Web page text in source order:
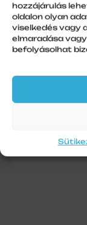
hozzájárulás
oldalon olyan
viselkedés vagy
elmaradása
befolyásolhat
További
Szín